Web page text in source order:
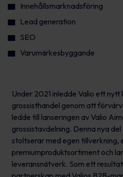
Innehållsmarknadsföring
Lead generation
SEO
Varumärkesbyggande
Under 2021 inledde Valio ett nytt
grossisthandel genom att
ledde till lanseringen av Valio
grossistavdelning. Denna nya
stoltserar med egen tillverkning,
premiumproduktsortiment och
leveransnätverk. Som ett